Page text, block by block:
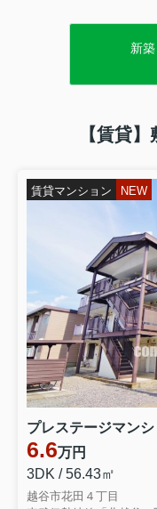
新
【賃貸
賃貸マンション NEW
プレステージマン
6.6万円
3DK / 56.43㎡
越谷市花田４丁目